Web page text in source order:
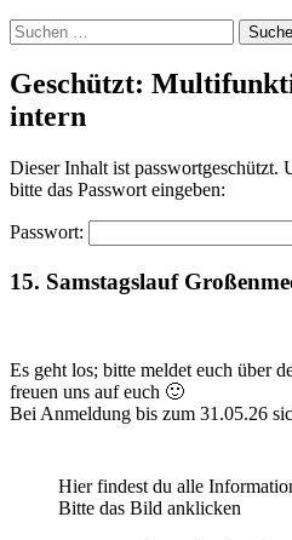
Suchen
nach:
Geschützt:
intern
Dieser Inhalt ist passwortgeschützt.
bitte das Passwort eingeben:
Passwort:
15. Samstagslauf
Es geht los; bitte meldet euch über
freuen uns auf euch 🙂
Bei Anmeldung bis zum 31.05.26
Hier findest du alle
Bitte das Bild anklicken